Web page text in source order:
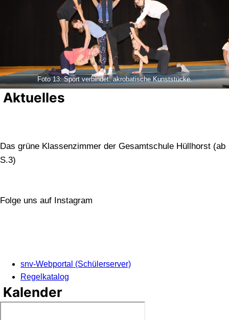
Foto 13: Sport verbindet: akrobatische Kunststücke.
Aktuelles
Das grüne Klassenzimmer der Gesamtschule Hüllhorst (ab
S.3)
Folge uns auf Instagram
snv-Webportal (Schülerserver)
Regelkatalog
Kalender